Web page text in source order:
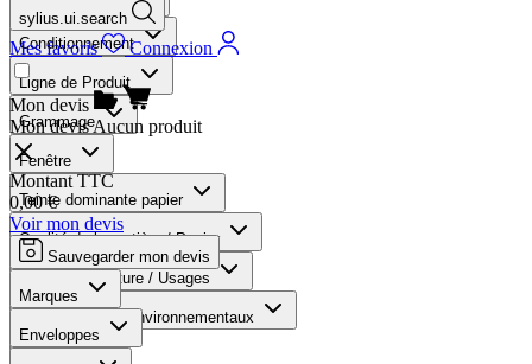
sylius.ui.search
Mes favoris Connexion
Mon devis
Mon devisAucun produit
Montant TTC
0,00 €
Voir mon devis
Sauvegarder mon devis
Marques
Enveloppes
Conditionnement
Ligne de Produit
Grammage
Fenêtre
Teinte dominante papier
Qualité de la matière / Papier
Type de fermeture / Usages
Norme et Label environnementaux